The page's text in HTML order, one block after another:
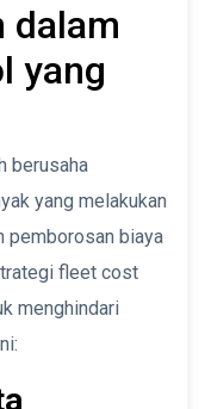
dalam
yang
berusaha
yang melakukan
pemborosan biaya
fleet cost
menghindari